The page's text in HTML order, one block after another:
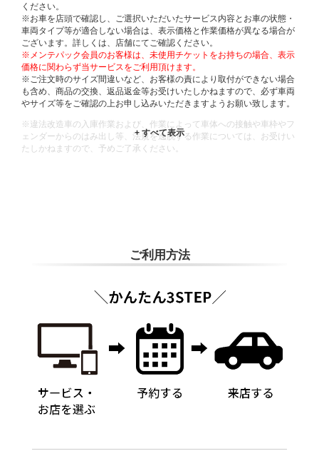
ください。
※お車を店頭で確認し、ご選択いただいたサービス内容とお車の状態・
車両タイプ等が適合しない場合は、表示価格と作業価格が異なる場合が
ございます。詳しくは、店舗にてご確認ください。
※メンテパック会員のお客様は、未使用チケットをお持ちの場合、表示
価格に関わらず当サービスをご利用頂けます。
※ご注文時のサイズ間違いなど、お客様の責により取付ができない場合
も含め、商品の交換、返品返金等お受けいたしかねますので、必ず車両
やサイズ等をご確認の上お申し込みいただきますようお願い致します。
※違法改造車の入庫作業および、作業によって車体への接触や車枠やフ
ェンダーからのはみ出し等、法規を逸脱する作業については、お受けい
たしかねますので、予めご了承ください。
ご利用方法